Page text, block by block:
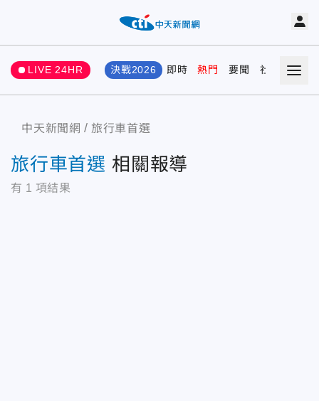
LIVE 24HR 決戰2026 即時 熱門 要聞 社會 娛樂
中天新聞網 旅行車首選
旅行車首選 相關報導
有 1 項結果